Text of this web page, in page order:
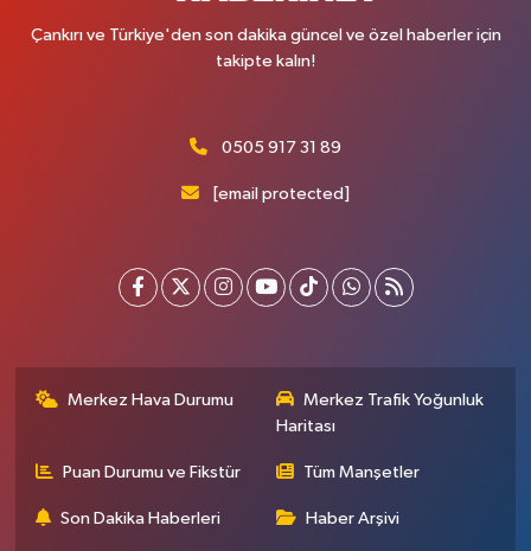
Çankırı ve Türkiye'den son dakika güncel ve özel haberler için
takipte kalın!
0505 917 31 89
[email protected]
Merkez Hava Durumu
Merkez Trafik Yoğunluk
Haritası
Puan Durumu ve Fikstür Tüm Manşetler
Son Dakika Haberleri Haber Arşivi